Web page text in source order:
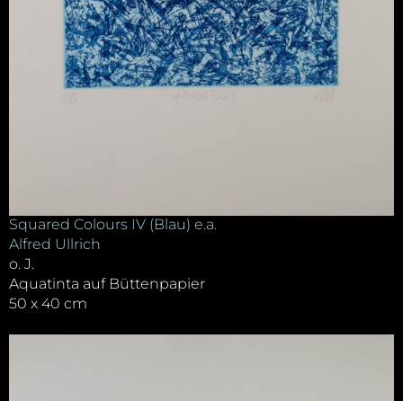
Squared Colours IV (Blau) e.a.
Alfred Ullrich
o. J.
Aquatinta auf Büttenpapier
50 x 40 cm